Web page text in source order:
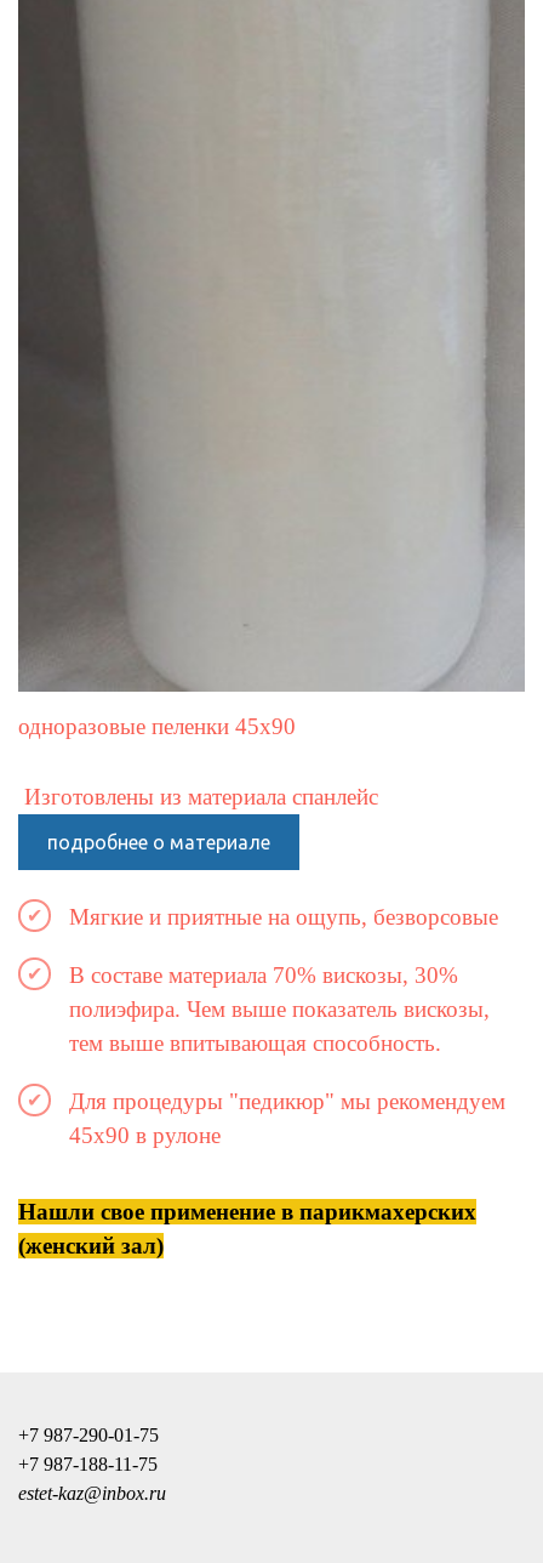
одноразовые пеленки 45х90
Изготовлены из материала спанлейс
подробнее о материале
Мягкие и приятные на ощупь, безворсовые
В составе материала 70% вискозы, 30%
полиэфира. Чем выше показатель вискозы,
тем выше впитывающая способность.
Для процедуры "педикюр" мы рекомендуем
45х90 в рулоне
Нашли свое применение в парикмахерских
(женский зал)
+7 987-290-01-75
+7 987-188-11-75
estet-kaz@inbox.ru